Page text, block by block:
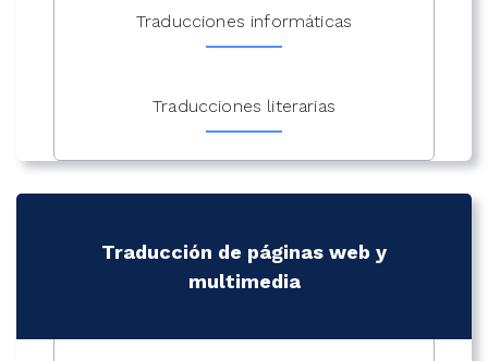
Traducciones informáticas
Traducciones literarias
Traducción de páginas web y
multimedia